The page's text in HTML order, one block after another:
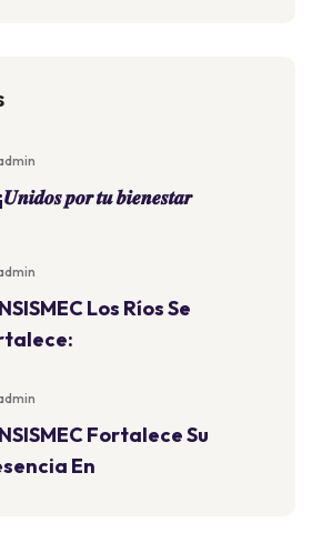
¡𝑼𝒏𝒊𝒅𝒐𝒔 𝒑𝒐𝒓 𝒕𝒖 𝒃𝒊𝒆𝒏𝒆𝒔𝒕𝒂𝒓
Los Ríos Se
Fortalece Su
En